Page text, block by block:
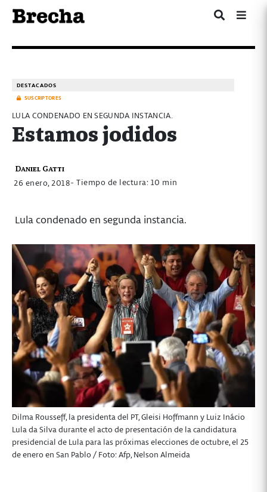
DESTACADOS
SUSCRIPTORES
LULA CONDENADO EN SEGUNDA INSTANCIA.
Estamos jodidos
Daniel Gatti
26 enero, 2018- Tiempo de lectura: 10 min
Lula condenado en segunda instancia.
Dilma Rousseff, la presidenta del PT, Gleisi Hoffmann y Luiz Inácio
Lula da Silva durante el acto de presentación de la candidatura
presidencial de Lula para las próximas elecciones de octubre, el 25
de enero en San Pablo / Foto: Afp, Nelson Almeida